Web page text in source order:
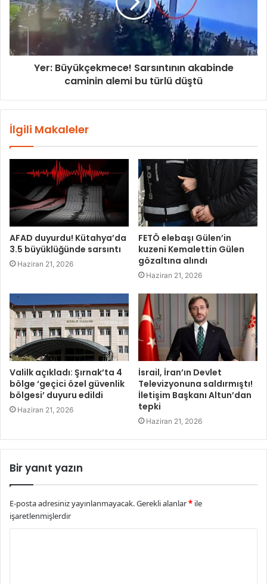
Yer: Büyükçekmece! Sarsıntının akabinde
caminin alemi bu türlü düştü
İlgili Makaleler
AFAD duyurdu! Kütahya’da
3.5 büyüklüğünde sarsıntı
Haziran 21, 2026
FETÖ elebaşı Gülen’in
kuzeni Kemalettin Gülen
gözaltına alındı
Haziran 21, 2026
Valilk açıkladı: Şırnak’ta 4
bölge ‘geçici özel güvenlik
bölgesi’ duyuru edildi
Haziran 21, 2026
İsrail, İran’ın Devlet
Televizyonuna saldırmıştı!
İletişim Başkanı Altun’dan
tepki
Haziran 21, 2026
Bir yanıt yazın
E-posta adresiniz yayınlanmayacak.Gerekli alanlar* ile
işaretlenmişlerdir